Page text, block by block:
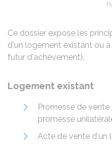
Ce dossier expose les
d'un logement existant ou
futur d'achèvement).
Logement existant
Promesse de
promesse
Acte de vente d'un